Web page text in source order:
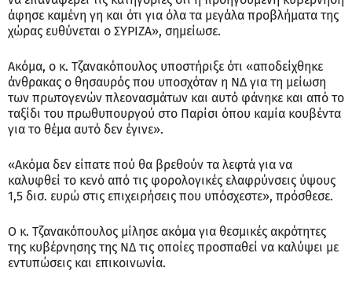
άφησε καμένη γη και ότι για όλα τα μεγάλα προβλήματα της
χώρας ευθύνεται ο ΣΥΡΙΖΑ», σημείωσε.
Ακόμα, ο κ. Τζανακόπουλος υποστήριξε ότι «αποδείχθηκε
άνθρακας ο θησαυρός που υποσχόταν η ΝΔ για τη μείωση
των πρωτογενών πλεονασμάτων και αυτό φάνηκε και από το
ταξίδι του πρωθυπουργού στο Παρίσι όπου καμία κουβέντα
για το θέμα αυτό δεν έγινε».
«Ακόμα δεν είπατε πού θα βρεθούν τα λεφτά για να
καλυφθεί το κενό από τις φορολογικές ελαφρύνσεις ύψους
1,5 δισ. ευρώ στις επιχειρήσεις που υπόσχεστε», πρόσθεσε.
Ο κ. Τζανακόπουλος μίλησε ακόμα για θεσμικές ακρότητες
της κυβέρνησης της ΝΔ τις οποίες προσπαθεί να καλύψει με
εντυπώσεις και επικοινωνία.